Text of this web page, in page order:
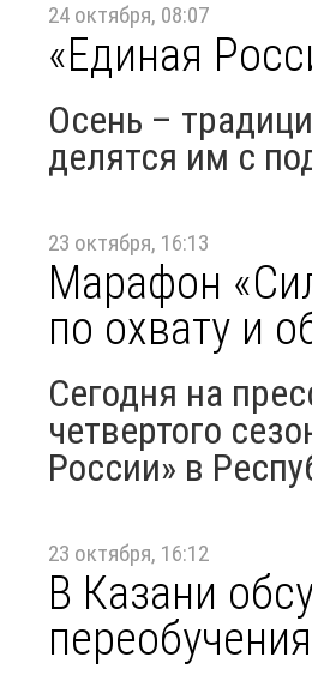
24 октября, 08:07
«Единая
Осень –
делятся им с
23 октября, 16:13
Марафон
по охвату и
Сегодня на
четвертого
России» в
23 октября, 16:12
В Казани
переобучения